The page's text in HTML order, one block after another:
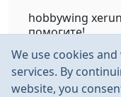
hobbywing
помогите!
ESC HobbyWing
15 replies, 6 Dec 2009
We use cookies
services. By
website, you